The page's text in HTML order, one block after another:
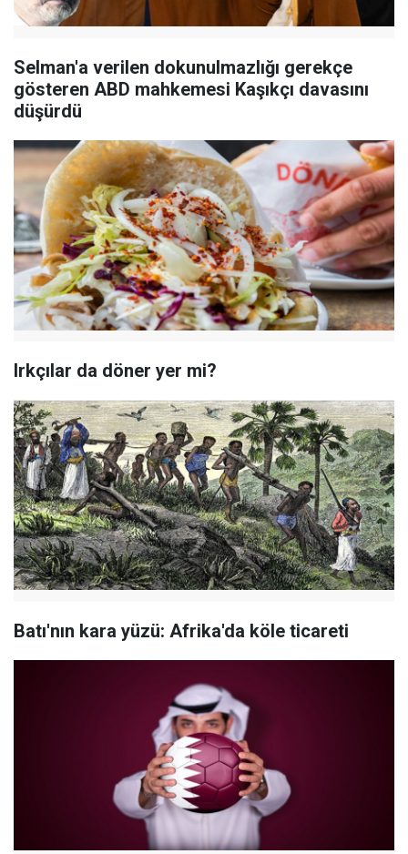
Selman'a verilen dokunulmazlığı gerekçe
gösteren ABD mahkemesi Kaşıkçı davasını
düşürdü
Irkçılar da döner yer mi?
Batı'nın kara yüzü: Afrika'da köle ticareti